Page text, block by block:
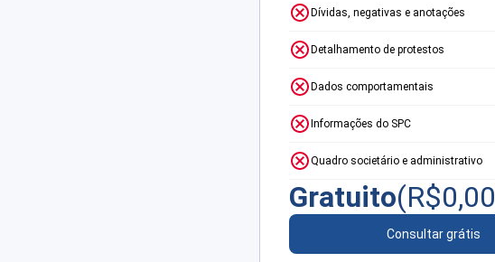
Dívidas, negativas e anotações
Detalhamento de protestos
Dados comportamentais
Informações do SPC
Quadro societário e administrativo
Gratuito(R$0,00
Consultar grátis